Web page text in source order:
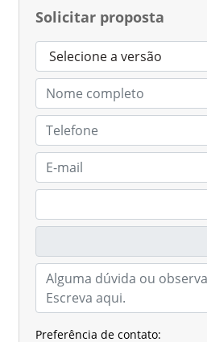
Solicitar proposta
Preferência de contato: